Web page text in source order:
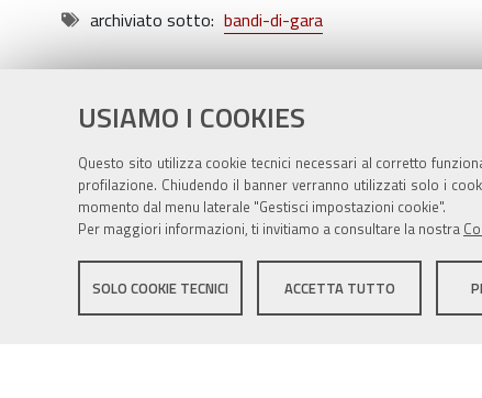
USIAMO I COOKIES
Questo sito utilizza cookie tecnici necessari al corretto
profilazione. Chiudendo il banner verranno utilizzati solo i
momento dal menu laterale "Gestisci impostazioni cookie".
Per maggiori informazioni, ti invitiamo a consultare la nostra
SOLO COOKIE TECNICI ACCETTA TUTTO
archiviato sotto: bandi-di-gara
Sito istituzionale Comune di Zola Predosa